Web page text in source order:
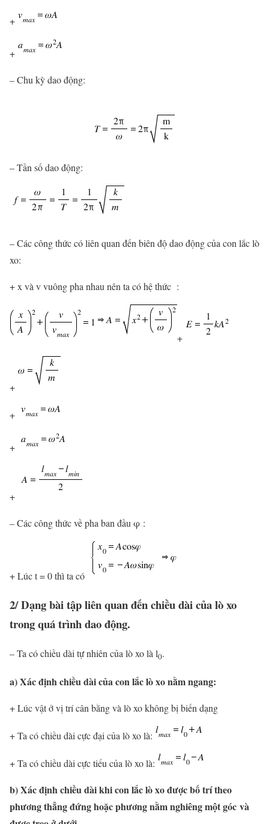
+
+
– Chu kỳ dao động:
– Tần số dao động:
– Các công thức có liên quan đến biên độ dao động của con lắc lò
xo:
+ x và v vuông pha nhau nên ta có hệ thức :
+
+
+
+
+
– Các công thức về pha ban đầu φ :
+ Lúc t = 0 thì ta có
2/ Dạng bài tập liên quan đến chiều dài của lò xo
trong quá trình dao động.
– Ta có chiều dài tự nhiên của lò xo là l0.
a) Xác định chiều dài của con lắc lò xo nằm ngang:
+ Lúc vật ở vị trí cân bằng và lò xo không bị biến dạng
+ Ta có chiều dài cực đại của lò xo là:
+ Ta có chiều dài cực tiểu của lò xo là:
b) Xác định chiều dài khi con lắc lò xo được bố trí theo
phương thẳng đứng hoặc phương nằm nghiêng một góc và